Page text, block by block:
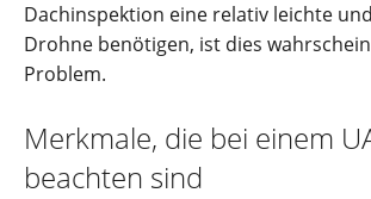
Dachinspektion eine relativ leichte
Drohne benötigen, ist dies
Problem.
Merkmale, die bei einem
beachten sind